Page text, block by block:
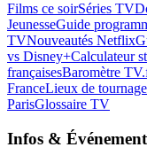
Films ce soirSéries TV
JeunesseGuide
TVNouveautés Netflix
vs Disney+Calculateur
françaisesBaromètre
FranceLieux de
ParisGlossaire TV
Infos &